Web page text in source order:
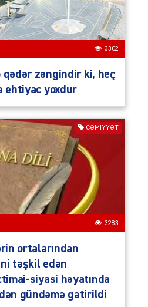
3302
qədər zəngindir ki, heç
ehtiyac yoxdur
CƏMIYYƏT
3283
ortalarından
ni təşkil edən
siyasi həyatında
gündəmə gətirildi